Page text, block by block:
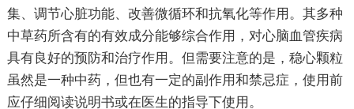
集、调节心脏功能、改善微循环和抗氧化等作用。其多种
中草药所含有的有效成分能够综合作用，对心脑血管疾病
具有良好的预防和治疗作用。但需要注意的是，稳心颗粒
虽然是一种中药，但也有一定的副作用和禁忌症，使用前
应仔细阅读说明书或在医生的指导下使用。